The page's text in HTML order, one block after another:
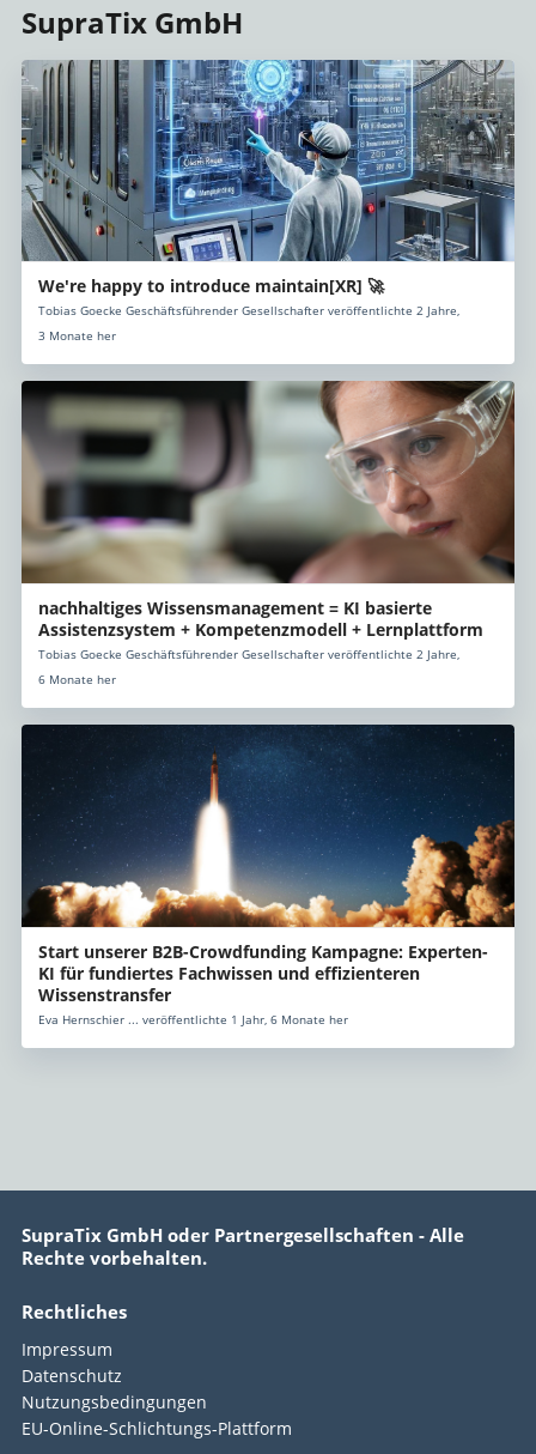
SupraTix GmbH
We're happy to introduce maintain[XR] 🚀
Tobias Goecke Geschäftsführender Gesellschafter veröffentlichte 2 Jahre,
3 Monate her
nachhaltiges Wissensmanagement = KI basierte
Assistenzsystem + Kompetenzmodell + Lernplattform
Tobias Goecke Geschäftsführender Gesellschafter veröffentlichte 2 Jahre,
6 Monate her
Start unserer B2B-Crowdfunding Kampagne: Experten-
KI für fundiertes Fachwissen und effizienteren
Wissenstransfer
Eva Hernschier ... veröffentlichte 1 Jahr, 6 Monate her
SupraTix GmbH oder Partnergesellschaften - Alle
Rechte vorbehalten.
Rechtliches
Impressum
Datenschutz
Nutzungsbedingungen
EU-Online-Schlichtungs-Plattform